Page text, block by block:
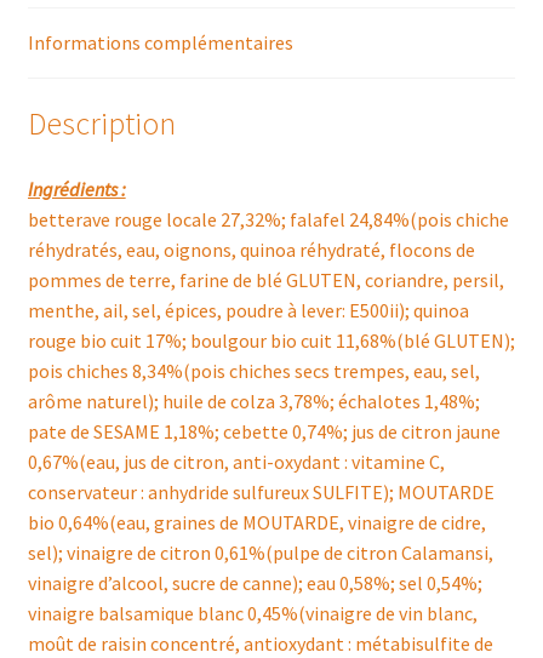
Informations complémentaires
Description
Ingrédients :
betterave rouge locale 27,32%; falafel 24,84%(pois chiche
réhydratés, eau, oignons, quinoa réhydraté, flocons de
pommes de terre, farine de blé GLUTEN, coriandre, persil,
menthe, ail, sel, épices, poudre à lever: E500ii); quinoa
rouge bio cuit 17%; boulgour bio cuit 11,68%(blé GLUTEN);
pois chiches 8,34%(pois chiches secs trempes, eau, sel,
arôme naturel); huile de colza 3,78%; échalotes 1,48%;
pate de SESAME 1,18%; cebette 0,74%; jus de citron jaune
0,67%(eau, jus de citron, anti-oxydant : vitamine C,
conservateur : anhydride sulfureux SULFITE); MOUTARDE
bio 0,64%(eau, graines de MOUTARDE, vinaigre de cidre,
sel); vinaigre de citron 0,61%(pulpe de citron Calamansi,
vinaigre d’alcool, sucre de canne); eau 0,58%; sel 0,54%;
vinaigre balsamique blanc 0,45%(vinaigre de vin blanc,
moût de raisin concentré, antioxydant : métabisulfite de